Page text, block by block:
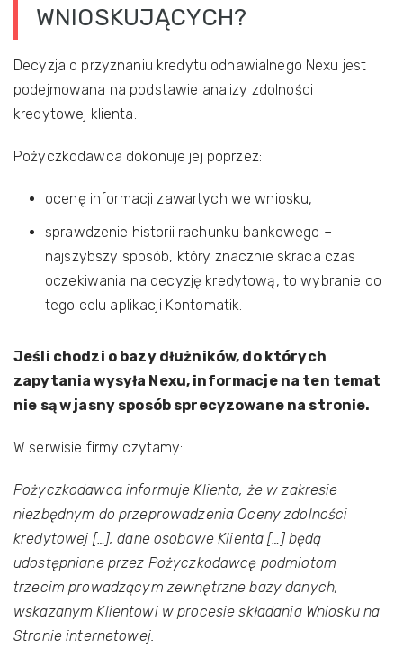
WNIOSKUJĄCYCH?
Decyzja o przyznaniu kredytu odnawialnego Nexu jest
podejmowana na podstawie analizy zdolności
kredytowej klienta.
Pożyczkodawca dokonuje jej poprzez:
ocenę informacji zawartych we wniosku,
sprawdzenie historii rachunku bankowego –
najszybszy sposób, który znacznie skraca czas
oczekiwania na decyzję kredytową, to wybranie do
tego celu aplikacji Kontomatik.
Jeśli chodzi o bazy dłużników, do których
zapytania wysyła Nexu, informacje na ten temat
nie są w jasny sposób sprecyzowane na stronie.
W serwisie firmy czytamy:
Pożyczkodawca informuje Klienta, że w zakresie
niezbędnym do przeprowadzenia Oceny zdolności
kredytowej […], dane osobowe Klienta […] będą
udostępniane przez Pożyczkodawcę podmiotom
trzecim prowadzącym zewnętrzne bazy danych,
wskazanym Klientowi w procesie składania Wniosku na
Stronie internetowej.